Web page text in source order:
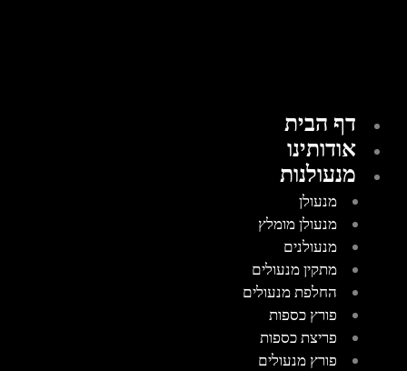
דף הבית
אודותינו
מנעולנות
מנעולן
מנעולן מומלץ
מנעולנים
מתקין מנעולים
החלפת מנעולים
פורץ כספות
פריצת כספות
פורץ מנעולים